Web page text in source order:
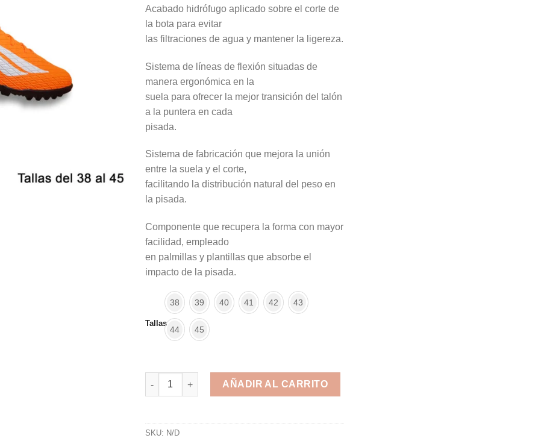
Acabado hidrófugo aplicado sobre el corte de
la bota para evitar
las filtraciones de agua y mantener la ligereza.
Sistema de líneas de flexión situadas de
manera ergonómica en la
suela para ofrecer la mejor transición del talón
a la puntera en cada
pisada.
Sistema de fabricación que mejora la unión
entre la suela y el corte,
facilitando la distribución natural del peso en
la pisada.
Componente que recupera la forma con mayor
facilidad, empleado
en palmillas y plantillas que absorbe el
impacto de la pisada.
Tallas
38 39 40 41 42 43
44 45
Penalty Naranja cantidad
AÑADIR AL CARRITO
SKU: N/D